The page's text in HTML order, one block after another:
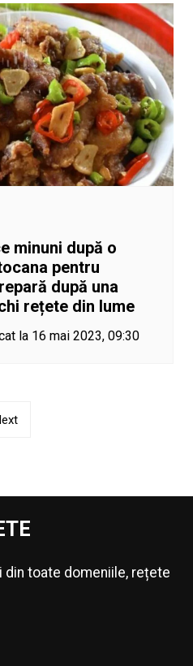
minuni după o
pentru
după una
rețete din lume
la 16 mai 2023, 09:30
toate domeniile, rețete